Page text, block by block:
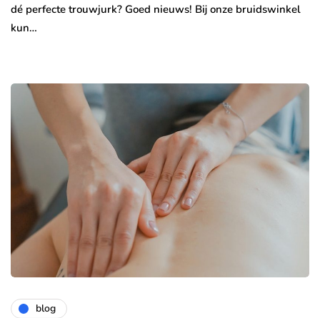
dé perfecte trouwjurk? Goed nieuws! Bij onze bruidswinkel
kun…
blog